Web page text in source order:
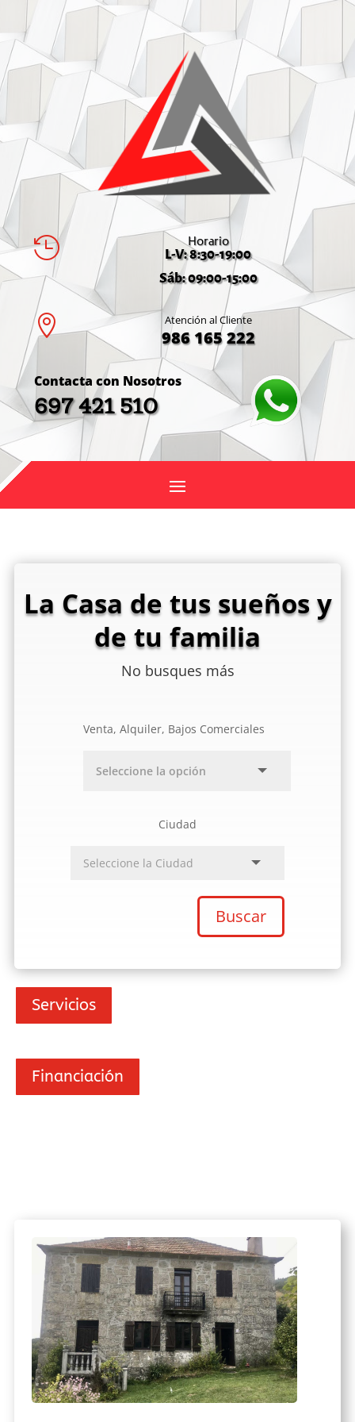
 Horario
L-V: 8:30-19:00
Sáb: 09:00-15:00
 Atención al Cliente
986 165 222
Contacta con Nosotros
697 421 510
La Casa de tus sueños y
de tu familia
No busques más
Venta, Alquiler, Bajos Comerciales
Ciudad
Buscar
Servicios
Financiación